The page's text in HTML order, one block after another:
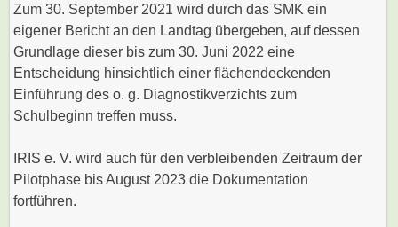
Zum 30. September 2021 wird durch das SMK ein
eigener Bericht an den Landtag übergeben, auf dessen
Grundlage dieser bis zum 30. Juni 2022 eine
Entscheidung hinsichtlich einer flächendeckenden
Einführung des o. g. Diagnostikverzichts zum
Schulbeginn treffen muss.
IRIS e. V. wird auch für den verbleibenden Zeitraum der
Pilotphase bis August 2023 die Dokumentation
fortführen.